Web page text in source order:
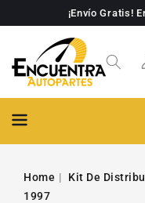
¡Envío Gratis!
Home
Kit De
1997